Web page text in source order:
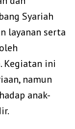
Syariah
layanan serta
Kegiatan ini
namun
anak-